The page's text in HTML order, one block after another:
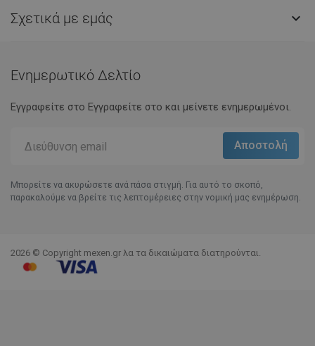
Σχετικά με εμάς 
Ενημερωτικό Δελτίο
Εγγραφείτε στο Eγγραφείτε στο και μείνετε ενημερωμένοι.
Μπορείτε να ακυρώσετε ανά πάσα στιγμή. Για αυτό το σκοπό,
παρακαλούμε να βρείτε τις λεπτομέρειες στην νομική μας ενημέρωση.
2026 © Copyright mexen.gr λα τα δικαιώματα διατηρούνται.